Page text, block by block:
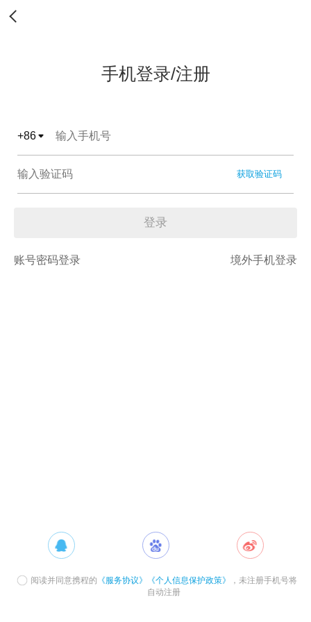
手机登录/注册
+86
获取验证码
登录
账号密码登录 境外手机登录
阅读并同意携程的 《服务协议》 《个人信息保护政策》
，未注册手机号将
自动注册